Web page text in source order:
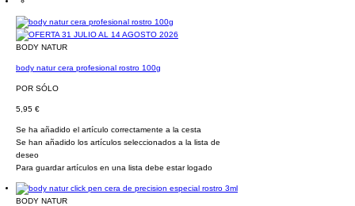
BODY NATUR
body natur cera profesional rostro 100g
POR SÓLO
5,95 €
Se ha añadido el artículo correctamente a la cesta
Se han añadido los artículos seleccionados a la lista de
deseo
Para guardar artículos en una lista debe estar logado
BODY NATUR